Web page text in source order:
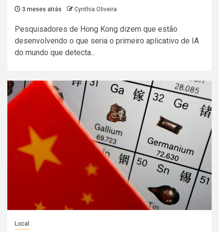
3 meses atrás Cynthia Oliveira
Pesquisadores de Hong Kong dizem que estão
desenvolvendo o que seria o primeiro aplicativo de IA
do mundo que detecta...
Local